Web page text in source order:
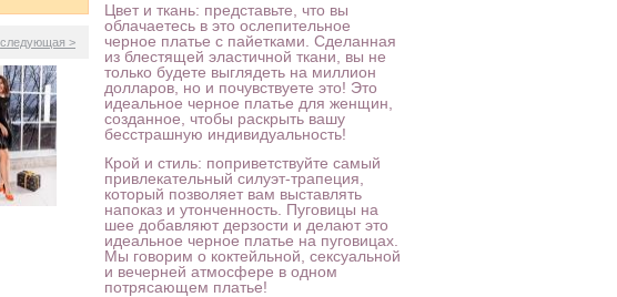
Цвет и ткань: представьте, что вы
облачаетесь в это ослепительное
черное платье с пайетками. Сделанная
из блестящей эластичной ткани, вы не
только будете выглядеть на миллион
долларов, но и почувствуете это! Это
идеальное черное платье для женщин,
созданное, чтобы раскрыть вашу
бесстрашную индивидуальность!
Крой и стиль: поприветствуйте самый
привлекательный силуэт-трапеция,
который позволяет вам выставлять
напоказ и утонченность. Пуговицы на
шее добавляют дерзости и делают это
идеальное черное платье на пуговицах.
Мы говорим о коктейльной, сексуальной
и вечерней атмосфере в одном
потрясающем платье!
следующая >